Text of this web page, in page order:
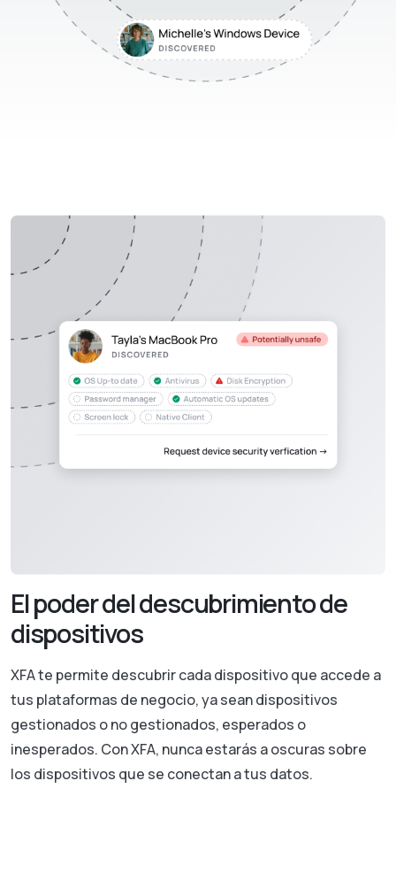
El poder del descubrimiento de
dispositivos
XFA te permite descubrir cada dispositivo que accede a
tus plataformas de negocio, ya sean dispositivos
gestionados o no gestionados, esperados o
inesperados. Con XFA, nunca estarás a oscuras sobre
los dispositivos que se conectan a tus datos.